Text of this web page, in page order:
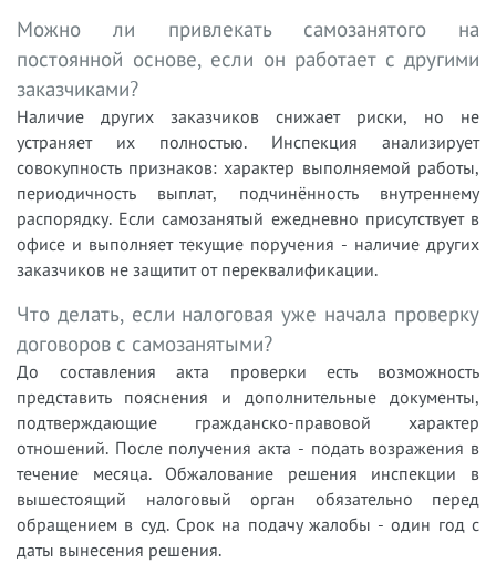
Можно ли привлекать самозанятого на
постоянной основе, если он работает с другими
заказчиками?
Наличие других заказчиков снижает риски, но не
устраняет их полностью. Инспекция анализирует
совокупность признаков: характер выполняемой работы,
периодичность выплат, подчинённость внутреннему
распорядку. Если самозанятый ежедневно присутствует в
офисе и выполняет текущие поручения - наличие других
заказчиков не защитит от переквалификации.
Что делать, если налоговая уже начала проверку
договоров с самозанятыми?
До составления акта проверки есть возможность
представить пояснения и дополнительные документы,
подтверждающие гражданско-правовой характер
отношений. После получения акта - подать возражения в
течение месяца. Обжалование решения инспекции в
вышестоящий налоговый орган обязательно перед
обращением в суд. Срок на подачу жалобы - один год с
даты вынесения решения.